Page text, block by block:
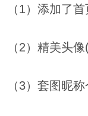
（1）添加了
（2）精美头
（3）套图昵